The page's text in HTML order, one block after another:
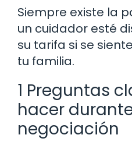
Siempre existe la
un cuidador esté
su tarifa si se
tu familia.
1 Preguntas
hacer
negociación